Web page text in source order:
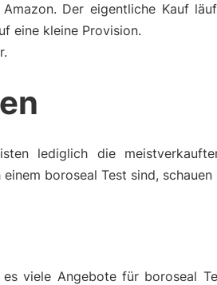
Der eigentliche Kauf
eine kleine Provision.
lediglich die
boroseal Test sind,
viele Angebote für boroseal